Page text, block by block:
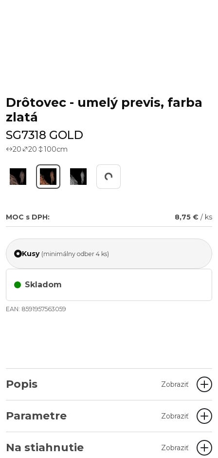
Drôtovec - umelý previs, farba
zlatá
SG7318 GOLD
20 20 100cm
Working...
MOC s DPH: 8,75 € / ks
Kusy (minimálny odber 4 ks)
Skladom
EAN: 8591957563059
Popis Zobraziť
Parametre Zobraziť
Na stiahnutie Zobraziť